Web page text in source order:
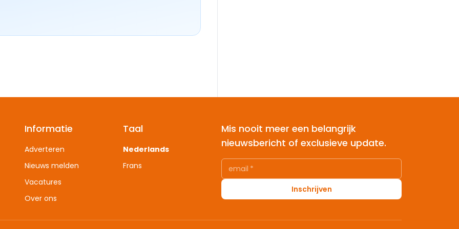
Informatie
Adverteren
Nieuws melden
Vacatures
Over ons
Taal
Nederlands
Frans
Mis nooit meer een belangrijk
nieuwsbericht of exclusieve update.
email *
Inschrijven